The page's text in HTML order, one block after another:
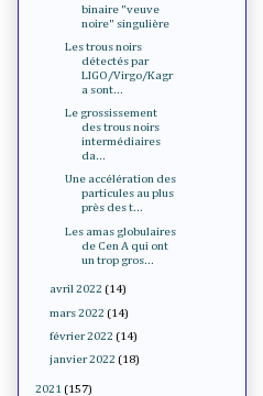
binaire "veuve
noire" singulière
Les trous noirs
détectés par
LIGO/Virgo/Kagr
a sont...
Le grossissement
des trous noirs
intermédiaires
da...
Une accélération des
particules au plus
près des t...
Les amas globulaires
de Cen A qui ont
un trop gros...
avril 2022 (14)
mars 2022 (14)
février 2022 (14)
janvier 2022 (18)
2021 (157)